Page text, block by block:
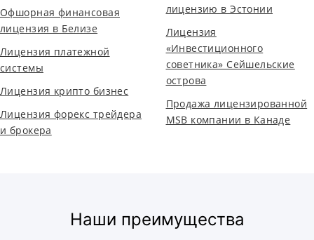
Офшорная финансовая
лицензия в Белизе
Лицензия платежной
системы
Лицензия крипто бизнес
Лицензия форекс трейдера
и брокера
лицензию в Эстонии
Лицензия
«Инвестиционного
советника» Сейшельские
острова
Продажа лицензированной
MSB компании в Канаде
Наши преимущества